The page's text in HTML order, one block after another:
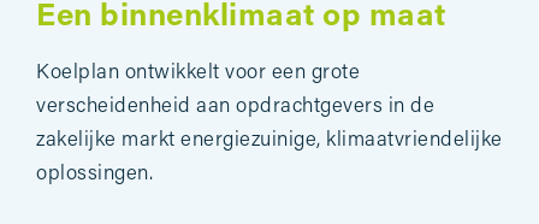
Een binnenklimaat op maat
Koelplan ontwikkelt voor een grote
verscheidenheid aan opdrachtgevers in de
zakelijke markt energiezuinige, klimaatvriendelijke
oplossingen.